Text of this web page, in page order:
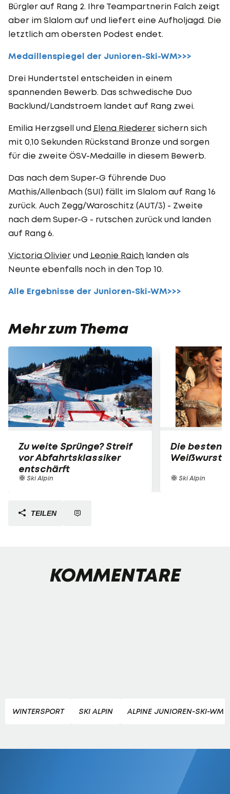
Bürgler auf Rang 2. Ihre Teampartnerin Falch zeigt
aber im Slalom auf und liefert eine Aufholjagd. Die
letztlich am obersten Podest endet.
Medaillenspiegel der Junioren-Ski-WM>>>
Drei Hundertstel entscheiden in einem
spannenden Bewerb. Das schwedische Duo
Backlund/Landstroem landet auf Rang zwei.
Emilia Herzgsell und Elena Riederer sichern sich
mit 0,10 Sekunden Rückstand Bronze und sorgen
für die zweite ÖSV-Medaille in diesem Bewerb.
Das nach dem Super-G führende Duo
Mathis/Allenbach (SUI) fällt im Slalom auf Rang 16
zurück. Auch Zegg/Waroschitz (AUT/3) - Zweite
nach dem Super-G - rutschen zurück und landen
auf Rang 6.
Victoria Olivier und Leonie Raich landen als
Neunte ebenfalls noch in den Top 10.
Alle Ergebnisse der Junioren-Ski-WM>>>
Mehr zum Thema
Zu weite Sprünge? Streif
vor Abfahrtsklassiker
entschärft
Ski Alpin
Die besten
Weißwurst-
Ski Alpin
TEILEN
KOMMENTARE
WINTERSPORT SKI ALPIN ALPINE JUNIOREN-SKI-WM